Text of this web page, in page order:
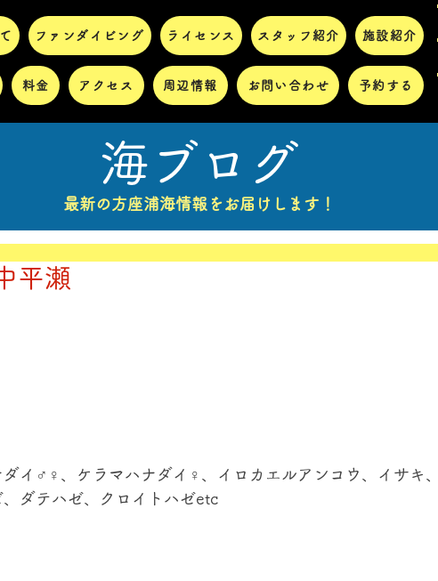
ファンダイビング ライセンス スタッフ紹介 施設紹介
料金 アクセス 周辺情報 お問い合わせ 予約する
海ブログ
最新の方座浦海情報をお届けします！
平瀬
イ♂♀、ケラマハナダイ♀、イロカエルアンコウ、イサキ
ダテハゼ、クロイトハゼetc